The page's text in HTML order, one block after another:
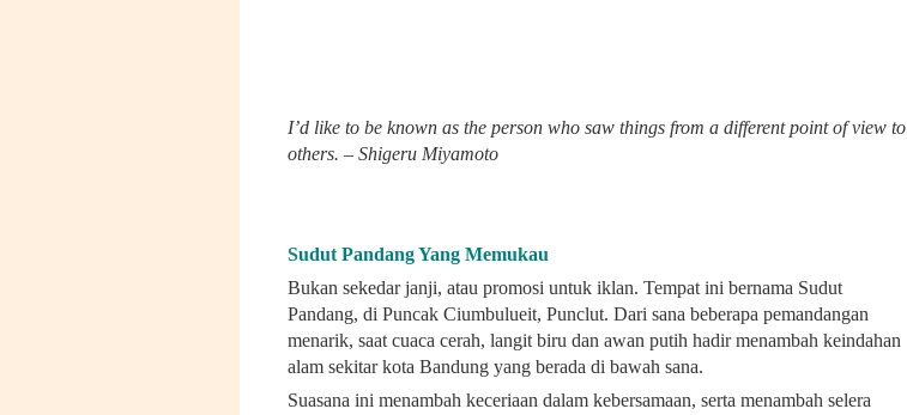
I’d like to be known as the person who saw things from a different point of view to
others. – Shigeru Miyamoto
Sudut Pandang Yang Memukau
Bukan sekedar janji, atau promosi untuk iklan. Tempat ini bernama Sudut
Pandang, di Puncak Ciumbulueit, Punclut. Dari sana beberapa pemandangan
menarik, saat cuaca cerah, langit biru dan awan putih hadir menambah keindahan
alam sekitar kota Bandung yang berada di bawah sana.
Suasana ini menambah keceriaan dalam kebersamaan, serta menambah selera